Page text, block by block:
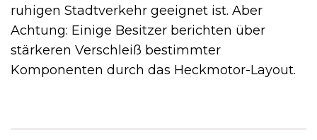
ruhigen Stadtverkehr geeignet ist. Aber
Achtung: Einige Besitzer berichten über
stärkeren Verschleiß bestimmter
Komponenten durch das Heckmotor-Layout.